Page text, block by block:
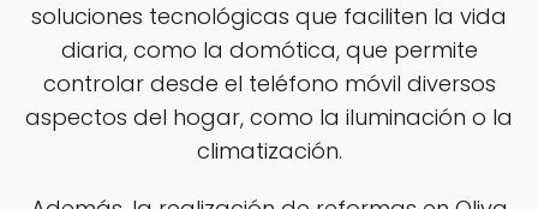
soluciones tecnológicas que faciliten la vida
diaria, como la domótica, que permite
controlar desde el teléfono móvil diversos
aspectos del hogar, como la iluminación o la
climatización.